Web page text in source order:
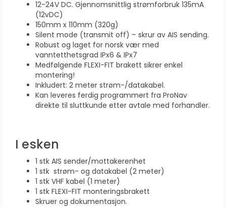
12-24V DC. Gjennomsnittlig strømforbruk 135mA
(12vDC)
150mm x 110mm (320g)
Silent mode (transmit off) – skrur av AIS sending.
Robust og laget for norsk vær med
vanntetthetsgrad IPx6 & IPx7
Medfølgende FLEXI-FIT brakett sikrer enkel
montering!
Inkludert: 2 meter strøm-/datakabel.
Kan leveres ferdig programmert fra ProNav
direkte til sluttkunde etter avtale med forhandler.
I esken
1 stk AIS sender/mottakerenhet
1 stk strøm- og datakabel (2 meter)
1 stk VHF kabel (1 meter)
1 stk FLEXI-FIT monteringsbrakett
Skruer og dokumentasjon.